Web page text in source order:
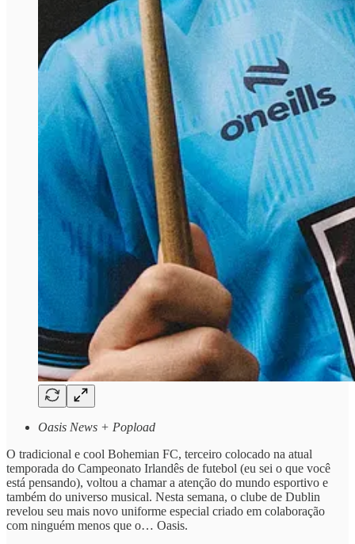
Oasis News + Popload
O tradicional e cool Bohemian FC, terceiro colocado na atual
temporada do Campeonato Irlandês de futebol (eu sei o que você
está pensando), voltou a chamar a atenção do mundo esportivo e
também do universo musical. Nesta semana, o clube de Dublin
revelou seu mais novo uniforme especial criado em colaboração
com ninguém menos que o… Oasis.